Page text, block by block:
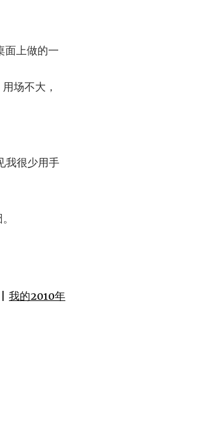
面上做的一
场不大，
我很少用手
我的2010年